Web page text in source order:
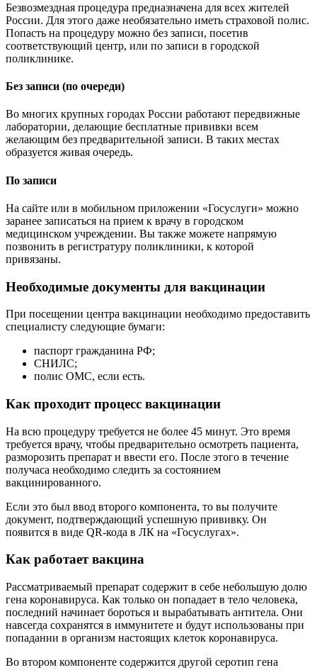
Безвозмездная процедура предназначена для всех жителей
России. Для этого даже необязательно иметь страховой полис.
Попасть на процедуру можно без записи, посетив
соответствующий центр, или по записи в городской
поликлинике.
Без записи (по очереди)
Во многих крупных городах России работают передвижные
лаборатории, делающие бесплатные прививки всем
желающим без предварительной записи. В таких местах
образуется живая очередь.
По записи
На сайте или в мобильном приложении «Госуслуги» можно
заранее записаться на прием к врачу в городском
медицинском учреждении. Вы также можете напрямую
позвонить в регистратуру поликлиники, к которой
привязаны.
Необходимые документы для вакцинации
При посещении центра вакцинации необходимо предоставить
специалисту следующие бумаги:
паспорт гражданина РФ;
СНИЛС;
полис ОМС, если есть.
Как проходит процесс вакцинации
На всю процедуру требуется не более 45 минут. Это время
требуется врачу, чтобы предварительно осмотреть пациента,
разморозить препарат и ввести его. После этого в течение
получаса необходимо следить за состоянием
вакцинированного.
Если это был ввод второго компонента, то вы получите
документ, подтверждающий успешную прививку. Он
появится в виде QR-кода в ЛК на «Госуслугах».
Как работает вакцина
Рассматриваемый препарат содержит в себе небольшую долю
гена коронавируса. Как только он попадает в тело человека,
последний начинает бороться и вырабатывать антитела. Они
навсегда сохранятся в иммунитете и будут использованы при
попадании в организм настоящих клеток коронавируса.
Во втором компоненте содержится другой серотип гена